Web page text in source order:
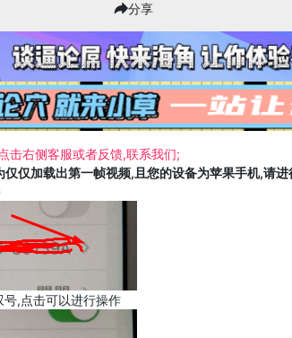
分享
击右侧客服或者反馈,联系我们;
仅加载出第一帧视频,且您的设备为苹果手机,请
,点击可以进行操作